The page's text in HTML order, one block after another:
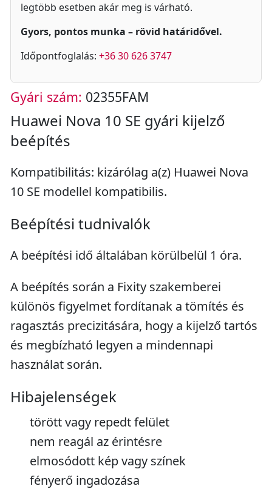
legtöbb esetben akár meg is várható.
Gyors, pontos munka – rövid határidővel.
Időpontfoglalás: +36 30 626 3747
Gyári szám: 02355FAM
Huawei Nova 10 SE gyári kijelző
beépítés
Kompatibilitás: kizárólag a(z) Huawei Nova
10 SE modellel kompatibilis.
Beépítési tudnivalók
A beépítési idő általában körülbelül 1 óra.
A beépítés során a Fixity szakemberei
különös figyelmet fordítanak a tömítés és
ragasztás precizitására, hogy a kijelző tartós
és megbízható legyen a mindennapi
használat során.
Hibajelenségek
törött vagy repedt felület
nem reagál az érintésre
elmosódott kép vagy színek
fényerő ingadozása